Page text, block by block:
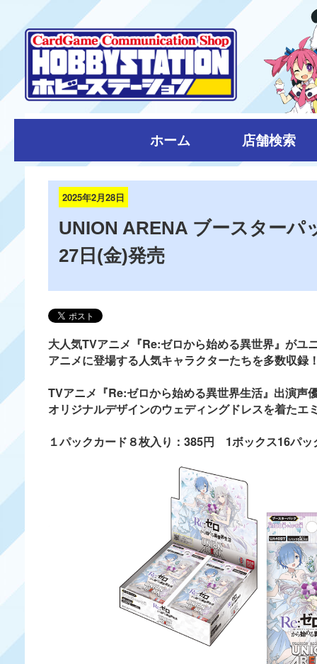
ホーム 店舗検索
2025年2月28日
UNION ARENA ブースターパ
27日(金)発売
大人気TVアニメ『Re:ゼロから始める異世界』がユ
アニメに登場する人気キャラクターたちを多数収録
TVアニメ『Re:ゼロから始める異世界生活』出演声
オリジナルデザインのウェディングドレスを着た
１パックカード８枚入り：385円 1ボックス16パッ